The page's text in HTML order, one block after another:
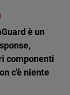
è un
componenti
c'è niente